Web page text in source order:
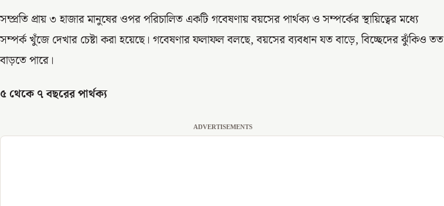
সম্প্রতি প্রায় ৩ হাজার মানুষের ওপর পরিচালিত একটি গবেষণায় বয়সের পার্থক্য ও সম্পর্কের স্থায়িত্বের মধ্যে
সম্পর্ক খুঁজে দেখার চেষ্টা করা হয়েছে। গবেষণার ফলাফল বলছে, বয়সের ব্যবধান যত বাড়ে, বিচ্ছেদের ঝুঁকিও তত
বাড়তে পারে।
৫ থেকে ৭ বছরের পার্থক্য
ADVERTISEMENTS